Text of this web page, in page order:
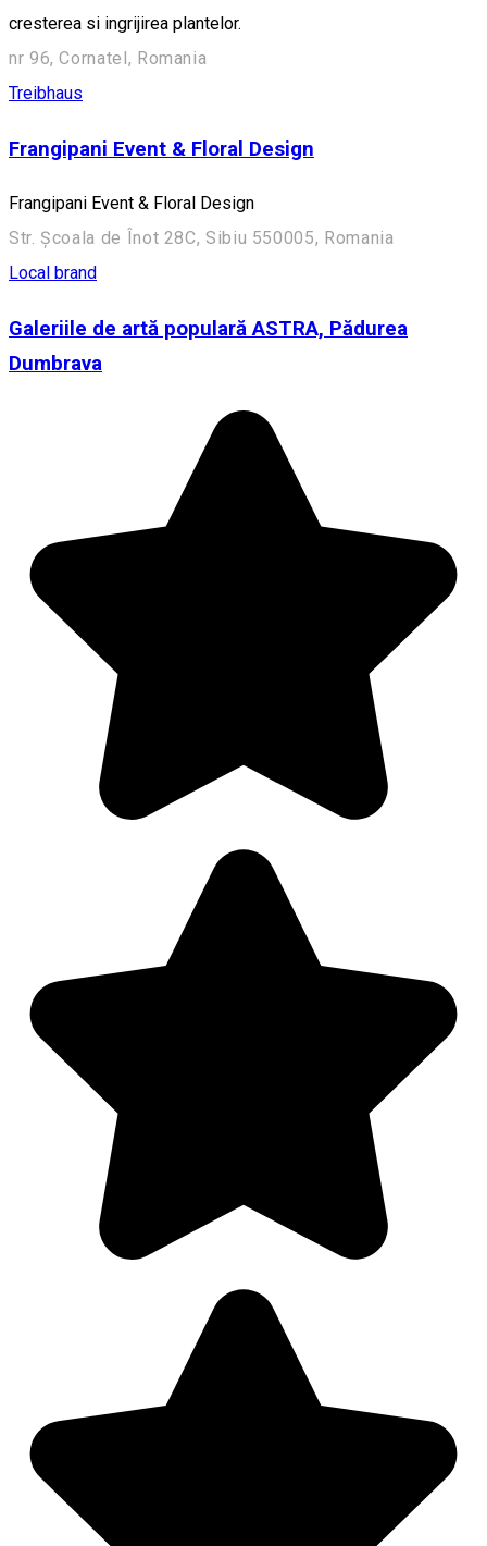
cresterea si ingrijirea plantelor.
nr 96, Cornatel, Romania
Treibhaus
Frangipani Event & Floral Design
Frangipani Event & Floral Design
Str. Școala de Înot 28C, Sibiu 550005, Romania
Local brand
Galeriile de artă populară ASTRA, Pădurea
Dumbrava